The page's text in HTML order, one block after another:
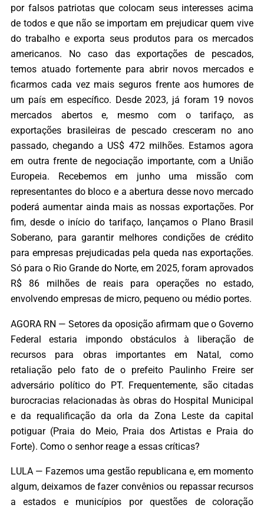
por falsos patriotas que colocam seus interesses acima
de todos e que não se importam em prejudicar quem vive
do trabalho e exporta seus produtos para os mercados
americanos. No caso das exportações de pescados,
temos atuado fortemente para abrir novos mercados e
ficarmos cada vez mais seguros frente aos humores de
um país em específico. Desde 2023, já foram 19 novos
mercados abertos e, mesmo com o tarifaço, as
exportações brasileiras de pescado cresceram no ano
passado, chegando a US$ 472 milhões. Estamos agora
em outra frente de negociação importante, com a União
Europeia. Recebemos em junho uma missão com
representantes do bloco e a abertura desse novo mercado
poderá aumentar ainda mais as nossas exportações. Por
fim, desde o início do tarifaço, lançamos o Plano Brasil
Soberano, para garantir melhores condições de crédito
para empresas prejudicadas pela queda nas exportações.
Só para o Rio Grande do Norte, em 2025, foram aprovados
R$ 86 milhões de reais para operações no estado,
envolvendo empresas de micro, pequeno ou médio portes.
AGORA RN — Setores da oposição afirmam que o Governo
Federal estaria impondo obstáculos à liberação de
recursos para obras importantes em Natal, como
retaliação pelo fato de o prefeito Paulinho Freire ser
adversário político do PT. Frequentemente, são citadas
burocracias relacionadas às obras do Hospital Municipal
e da requalificação da orla da Zona Leste da capital
potiguar (Praia do Meio, Praia dos Artistas e Praia do
Forte). Como o senhor reage a essas críticas?
LULA — Fazemos uma gestão republicana e, em momento
algum, deixamos de fazer convênios ou repassar recursos
a estados e municípios por questões de coloração